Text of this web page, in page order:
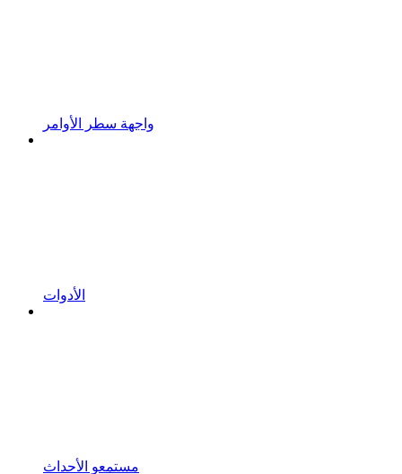
واجهة سطر الأوامر
الأدوات
مستمعو الأحداث